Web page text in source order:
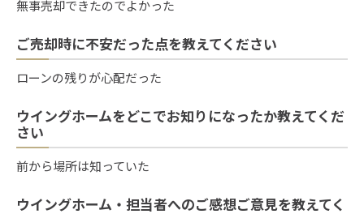
無事売却できたのでよかった
ご売却時に不安だった点を教えてください
ローンの残りが心配だった
ウイングホームをどこでお知りになったか教えてくだ
さい
前から場所は知っていた
ウイングホーム・担当者へのご感想ご意見を教えてく